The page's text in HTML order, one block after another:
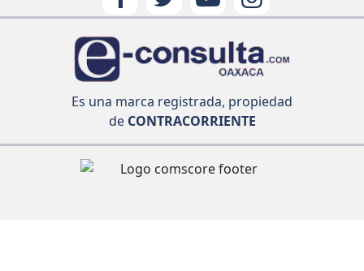
Es una marca registrada, propiedad
deCONTRACORRIENTE